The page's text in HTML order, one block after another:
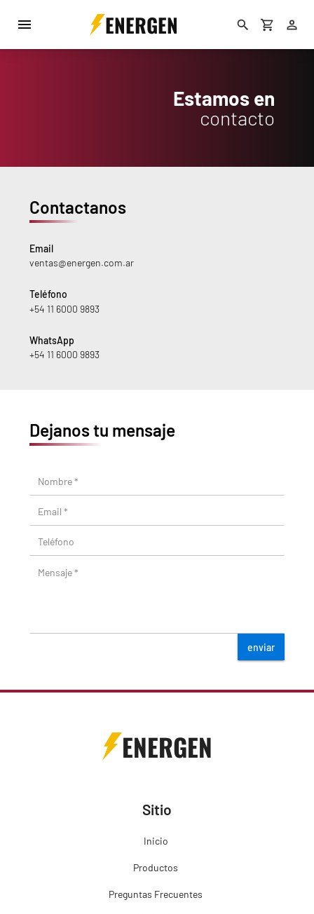
ENERGEN
Estamos en
contacto
Contactanos
Email
ventas@energen.com.ar
Teléfono
+54 11 6000 9893
WhatsApp
+54 11 6000 9893
Dejanos tu mensaje
Nombre *
Email *
Teléfono
Mensaje *
enviar
ENERGEN
Sitio
Inicio
Productos
Preguntas Frecuentes